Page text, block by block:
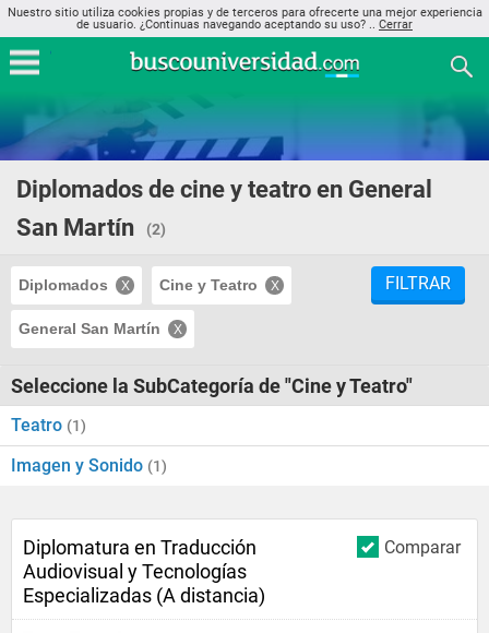
Nuestro sitio utiliza cookies propias y de terceros para ofrecerte una mejor experiencia
de usuario. ¿Continuas navegando aceptando su uso? .. Cerrar
Diplomados de cine y teatro en General
San Martín
(2)
Diplomados Cine y Teatro
General San Martín
FILTRAR
Seleccione la SubCategoría de "Cine y Teatro"
Teatro (1)
Imagen y Sonido (1)
Comparar
Diplomatura en Traducción
Audiovisual y Tecnologías
Especializadas (A distancia)